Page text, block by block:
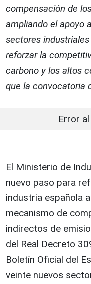
compensación de
ampliando el apoyo
sectores
reforzar la
carbono y los altos
que la convocatoria
Error
El Ministerio de
nuevo paso para
industria española
mecanismo de
indirectos de
del Real Decreto
Boletín Oficial del
veinte nuevos